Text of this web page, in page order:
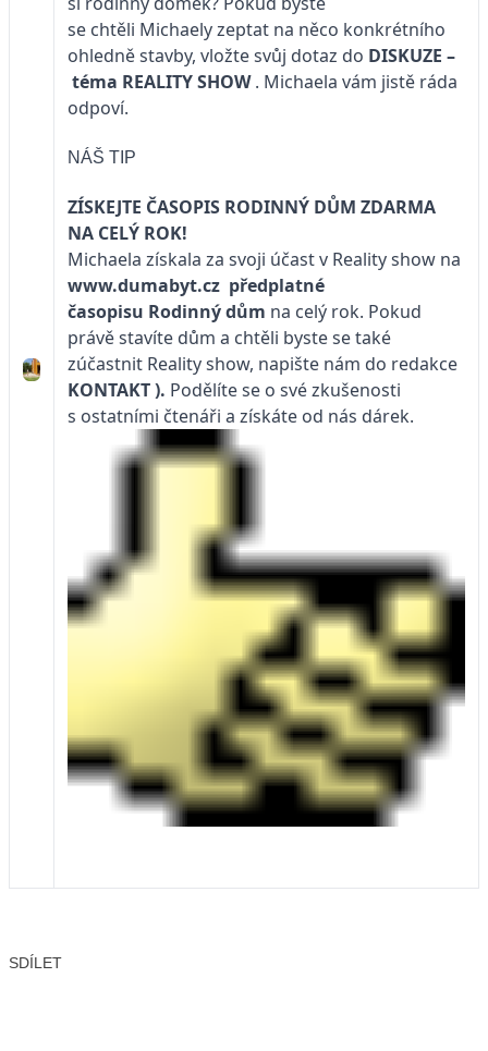
se chtěli Michaely zeptat na něco konkrétního
ohledně stavby, vložte svůj dotaz do DISKUZE –
téma REALITY SHOW. Michaela vám jistě ráda
odpoví.
NÁŠ TIP
ZÍSKEJTE ČASOPIS RODINNÝ DŮM ZDARMA
NA CELÝ ROK!
Michaela získala za svoji účast v Reality show na
www.dumabyt.cz předplatné
časopisu Rodinný dům na celý rok. Pokud
právě stavíte dům a chtěli byste se také
zúčastnit Reality show, napište nám do redakce
KONTAKT). Podělíte se o své zkušenosti
s ostatními čtenáři a získáte od nás dárek.
SDÍLET